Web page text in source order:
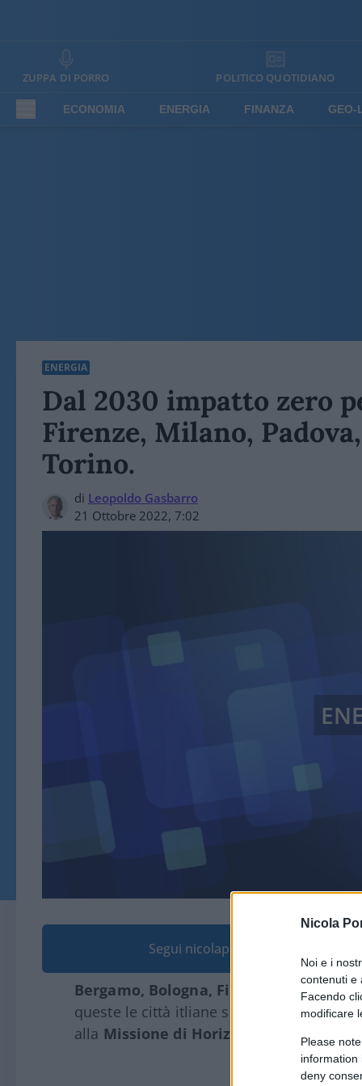
Nicola
Noi e i
contenuti e
Facendo
modificare
Please
information
deny
ZUPPA DI PORRO POLITICO QUOTIDIANO
ECONOMIA ENERGIA FINANZA GEO-
ENERGIA
Dal 2030 impatto zero
Firenze, Milano,
Torino.
di Leopoldo Gasbarro
21 Ottobre 2022, 7:02
Segui nicolaporro.it su Google
Bergamo, Bologna, Firenze, Milano,
queste le città itliane selezionate dalla
alla Missione di Horizon Europe